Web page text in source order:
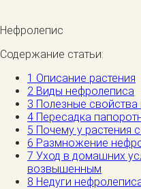
Нефролепис
Содержание статьи:
1 Описание растения
2 Виды нефролеписа
3 Полезные
4 Пересадка
5 Почему у растения
6 Размножение
7 Уход в домашних
возвышенным
8 Недуги